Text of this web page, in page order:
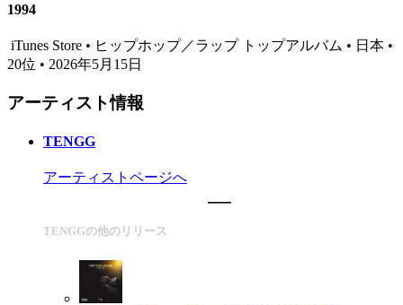
1994
iTunes Store • ヒップホップ／ラップ トップアルバム • 日本 •
20位 • 2026年5月15日
アーティスト情報
TENGG
アーティストページへ
TENGGの他のリリース